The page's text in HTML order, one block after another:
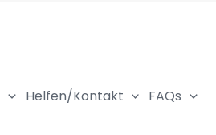
Helfen/Kontakt FAQs